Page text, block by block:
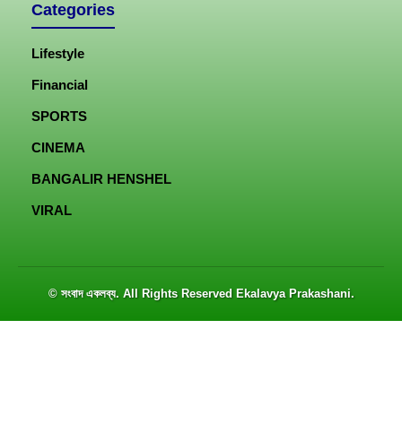
Categories
Lifestyle
Financial
SPORTS
CINEMA
BANGALIR HENSHEL
VIRAL
© সংবাদ একলব্য. All Rights Reserved Ekalavya Prakashani.